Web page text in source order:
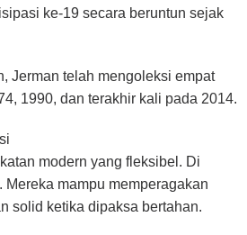
ke-19 secara beruntun sejak
Jerman telah mengoleksi empat
1990, dan terakhir kali pada 2014.
modern yang fleksibel. Di
mampu memperagakan
solid ketika dipaksa bertahan.